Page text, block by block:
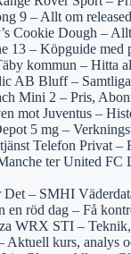
9 – Allt om
Cookie Dough –
13 – Köpguide med
kommun – Hitta
AB Bluff – Samtliga
Mini 2 – Pris,
mot Juventus –
5 mg –
Telefon Privat –
ter United FC
– SMHI
en röd dag – Få
WRX STI –
Aktuell kurs, analys